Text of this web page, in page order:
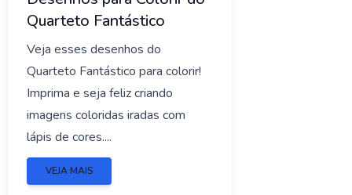
Quarteto Fantástico
Veja esses desenhos do
Quarteto Fantástico para colorir!
Imprima e seja feliz criando
imagens coloridas iradas com
lápis de cores....
VEJA MAIS